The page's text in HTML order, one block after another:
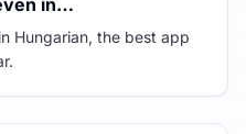
Hungarian, the best app